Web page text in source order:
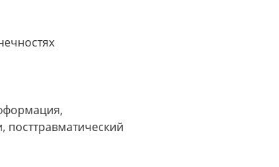
посттравматический